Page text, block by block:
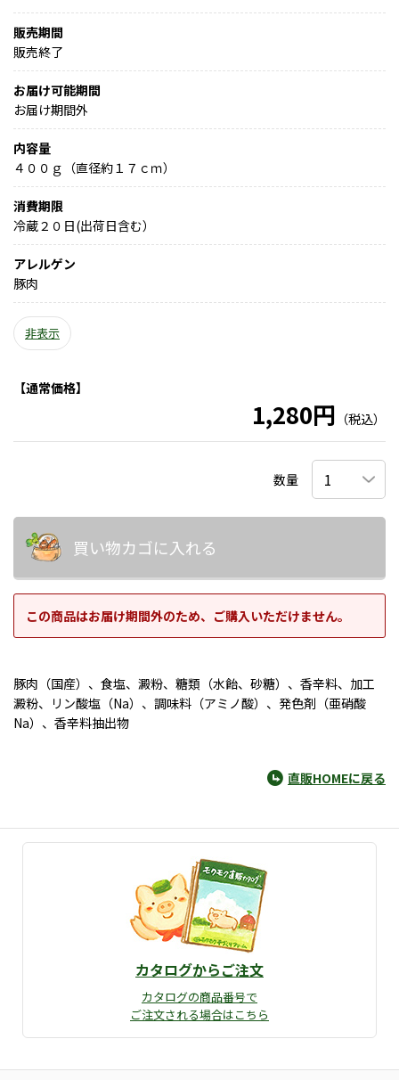
販売期間
販売終了
お届け可能期間
お届け期間外
内容量
４００ｇ（直径約１７ｃｍ）
消費期限
冷蔵２０日(出荷日含む）
アレルゲン
豚肉
非表示
【通常価格】
1,280円 （税込）
数量
買い物カゴに入れる
この商品はお届け期間外のため、ご購入いただけません。
豚肉（国産）、食塩、澱粉、糖類（水飴、砂糖）、香辛料、加工
澱粉、リン酸塩（Na）、調味料（アミノ酸）、発色剤（亜硝酸
Na）、香辛料抽出物
直販HOMEに戻る
カタログからご注文
カタログの商品番号で
ご注文される場合はこちら